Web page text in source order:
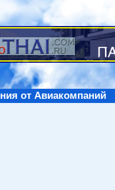
от Авиакомпаний